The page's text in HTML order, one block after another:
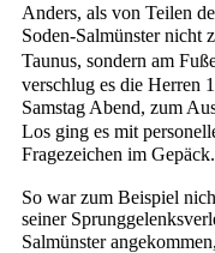
Anders, als von Teilen
Soden-Salmünster
Taunus, sondern am
verschlug es die Herren
Samstag Abend, zum
Los ging es mit
Fragezeichen im Gepäck.
So war zum Beispiel
seiner
Salmünster